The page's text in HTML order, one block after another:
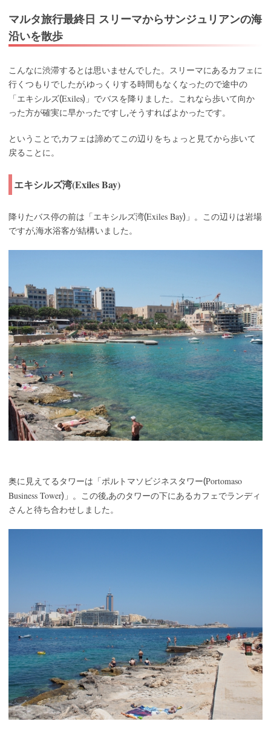
マルタ旅行最終日 スリーマからサンジュリアンの海
沿いを散歩
こんなに渋滞するとは思いませんでした。スリーマにあるカフェに
行くつもりでしたが,ゆっくりする時間もなくなったので途中の
「エキシルズ(Exiles)」でバスを降りました。これなら歩いて向か
った方が確実に早かったですし,そうすればよかったです。
ということで,カフェは諦めてこの辺りをちょっと見てから歩いて
戻ることに。
エキシルズ湾(Exiles Bay)
降りたバス停の前は「エキシルズ湾(Exiles Bay)」。この辺りは岩場
ですが,海水浴客が結構いました。
奥に見えてるタワーは「ポルトマソビジネスタワー(Portomaso
Business Tower)」。この後,あのタワーの下にあるカフェでランディ
さんと待ち合わせしました。